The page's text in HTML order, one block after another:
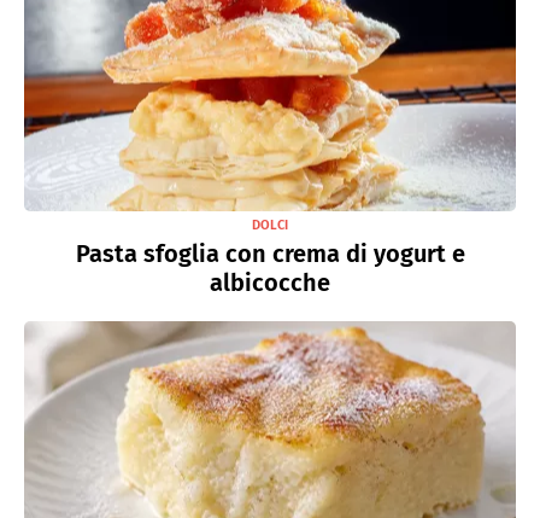
DOLCI
Pasta sfoglia con crema di yogurt e
albicocche